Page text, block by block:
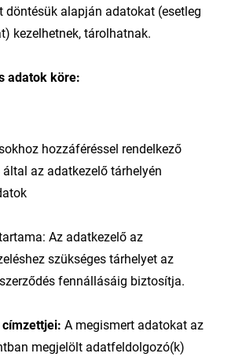
döntésük alapján adatokat (esetleg
kezelhetnek, tárolhatnak.
adatok köre:
hozzáféréssel rendelkező
az adatkezelő tárhelyén
Az adatkezelő az
szükséges tárhelyet az
fennállásáig biztosítja.
A megismert adatokat az
megjelölt adatfeldolgozó(k)